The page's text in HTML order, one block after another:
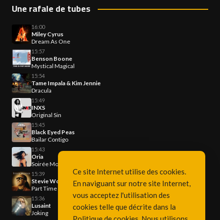
Une rafale de tubes
16:00
Miley Cyrus
Dream As One
15:57
Benson Boone
Mystical Magical
15:54
Tame Impala & Kim Jennie
Dracula
15:49
INXS
Original Sin
15:45
Black Eyed Peas
Bailar Contigo
15:43
Oria
Soirée Mondaine (Noapte Remix)
15:39
Stevie Wonder
Part Time Lover
15:36
Lusaint
Joking
Ce site Internet utilise des cookies.
En naviguant sur notre site Internet,
vous acceptez l'utilisation des
cookies telle que décrite dans la